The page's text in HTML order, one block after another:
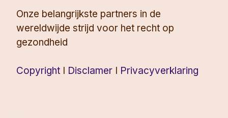
Onze belangrijkste partners in de
wereldwijde strijd voor het recht op
gezondheid
Copyright I Disclamer I Privacyverklaring